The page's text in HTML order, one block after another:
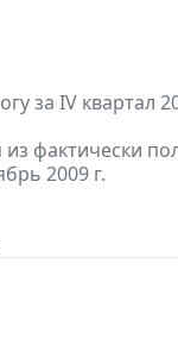
за IV квартал
фактически
2009 г.